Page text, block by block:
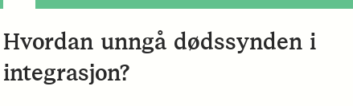
Hvordan unngå dødssynden i
integrasjon?